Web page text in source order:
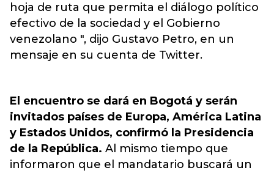
hoja de ruta que permita el diálogo político
efectivo de la sociedad y el Gobierno
venezolano ", dijo Gustavo Petro, en un
mensaje en su cuenta de Twitter.
El encuentro se dará en Bogotá y serán
invitados países de Europa, América Latina
y Estados Unidos, confirmó la Presidencia
de la República. Al mismo tiempo que
informaron que el mandatario buscará un